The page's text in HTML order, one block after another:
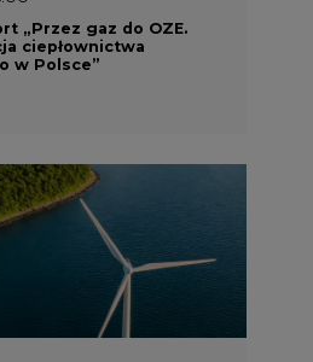
„Przez gaz do OZE.
ciepłownictwa
w Polsce”